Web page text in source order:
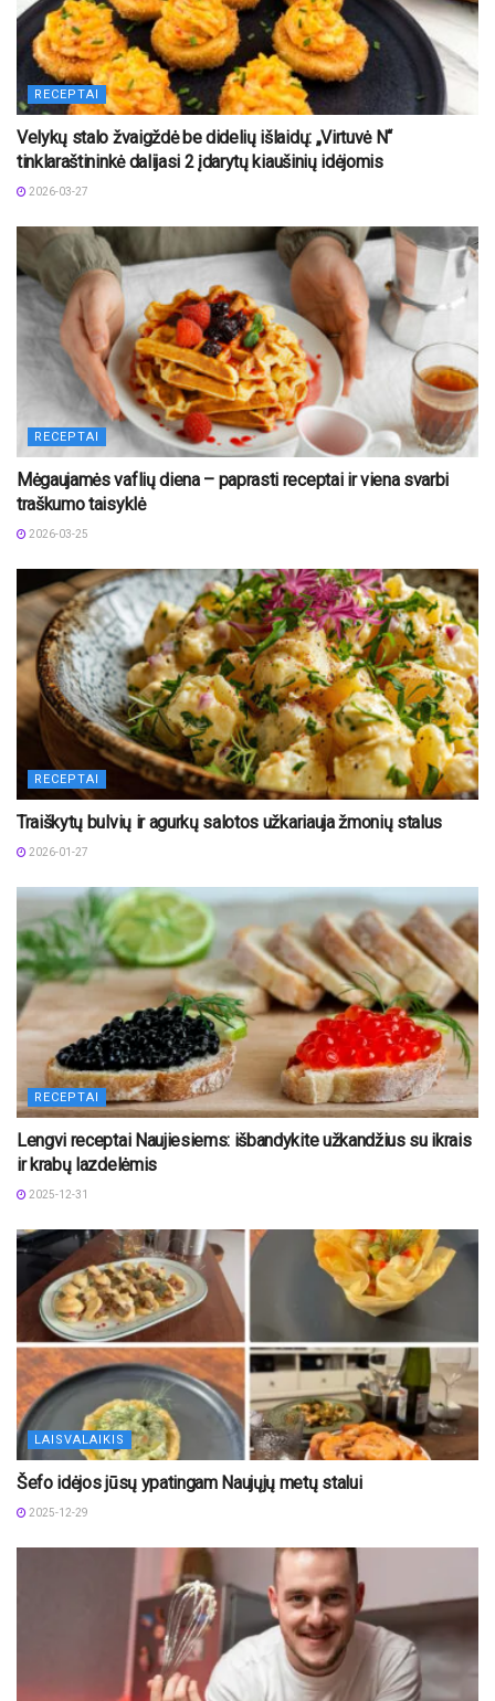
RECEPTAI
Velykų stalo žvaigždė be didelių išlaidų: „Virtuvė N“
tinklaraštininkė dalijasi 2 įdarytų kiaušinių idėjomis
2026-03-27
RECEPTAI
Mėgaujamės vaflių diena – paprasti receptai ir viena svarbi
traškumo taisyklė
2026-03-25
RECEPTAI
Traiškytų bulvių ir agurkų salotos užkariauja žmonių stalus
2026-01-27
RECEPTAI
Lengvi receptai Naujiesiems: išbandykite užkandžius su ikrais
ir krabų lazdelėmis
2025-12-31
LAISVALAIKIS
Šefo idėjos jūsų ypatingam Naujųjų metų stalui
2025-12-29